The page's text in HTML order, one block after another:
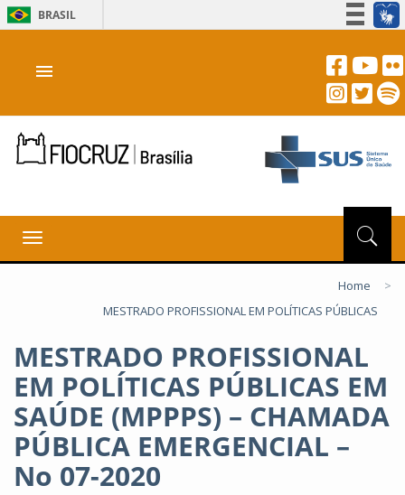
BRASIL
Acesso à informação
Canais
menu
Toggle
navigation
Home
>
MESTRADO PROFISSIONAL EM POLÍTICAS PÚBLICAS
MESTRADO PROFISSIONAL
EM POLÍTICAS PÚBLICAS EM
SAÚDE (MPPPS) – CHAMADA
PÚBLICA EMERGENCIAL –
No 07-2020